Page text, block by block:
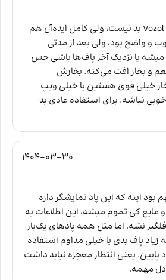
سلام Vozol Star ۲۰۰۰۰ Puff بد نیست، ولی کامل ایده‌آل هم
واضح بود، ولی بعد از مدتی
یا نزدیک آخر پاف‌ها باشی حس
و بخار افت می‌کنه. بخارش
خیلی قوی هستین یا خیلی ویپ
نباشه. برای استفاده عادی بد
1404-03-30
بود اینه که این پاد نمایشگر داره
مایع کی تموم میشه، این اطلاعات به
نشه. اما مثل همه پادهای یک‌بار
زیاد پاف بدی یا خیلی مداوم استفاده
یعنی انتظار معجزه نباید داشت
مهمه.